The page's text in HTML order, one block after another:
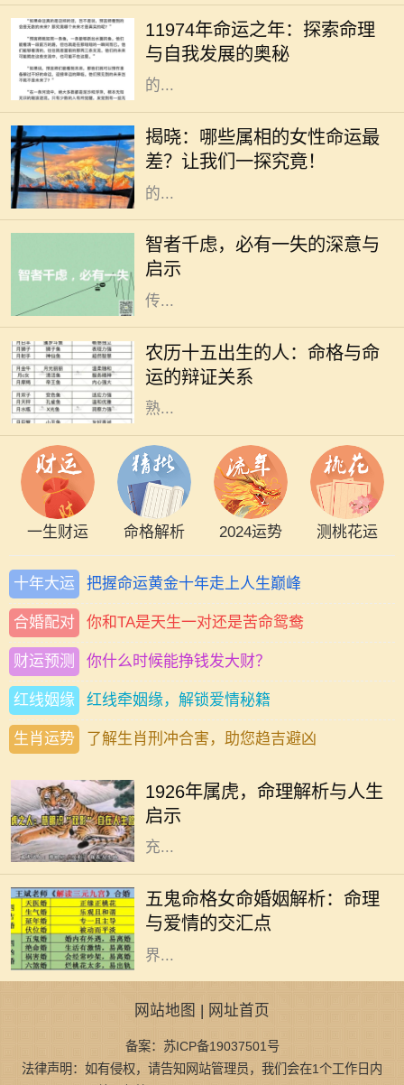
11974年命运之年：探索命理
与自我发展的奥秘
学作为一门深厚的学问，吸引了无数
对未来充满好奇的人。11974年，这
个数字组合在命理学中被赋予了特别
的...
揭晓：哪些属相的女性命运最
差？让我们一探究竟！
在中国的传统文化中，属相被视为影
响个人命运和性格的重要因素。每个
人的出生年份都对应着一种属相，而
这种属相在某种程度上定义了一个人
的...
智者千虑，必有一失的深意与
启示
在人生的旅途中，我们常常会面临各
种选择与挑战。有时候，尽管我们经
过深思熟虑，却仍会遭遇意外的失
误。这正是“智者千虑，必有一失”所
传...
农历十五出生的人：命格与命
运的辩证关系
在中华文化中，命理学是一个极具深
度和广度的话题，其中出生日期对个
人命格的影响尤为显著。农历十五作
为一个特别的日子，象征着圆满与成
熟...
一生财运 命格解析 2024运势 测桃花运
十年大运 把握命运黄金十年走上人生巅峰
合婚配对 你和TA是天生一对还是苦命鸳鸯
财运预测 你什么时候能挣钱发大财？
红线姻缘 红线牵姻缘，解锁爱情秘籍
生肖运势 了解生肖刑冲合害，助您趋吉避凶
1926年属虎，命理解析与人生
启示
1926年，农历丙寅年，生肖属虎。在
威的象征，具有强烈的个性特征。属
虎的人通常被认为是具备领导才能、
充...
五鬼命格女命婚姻解析：命理
与爱情的交汇点
在命理学中，五鬼命格被认为是一种
特殊的命格，尤其对女性来说，它的
特征和影响力独具特色。五鬼命格的
女性，往往具有丰富的情感与内心世
界...
网站地图 | 网址首页
备案：苏ICP备19037501号
法律声明：如有侵权，请告知网站管理员，我们会在1个工作日内